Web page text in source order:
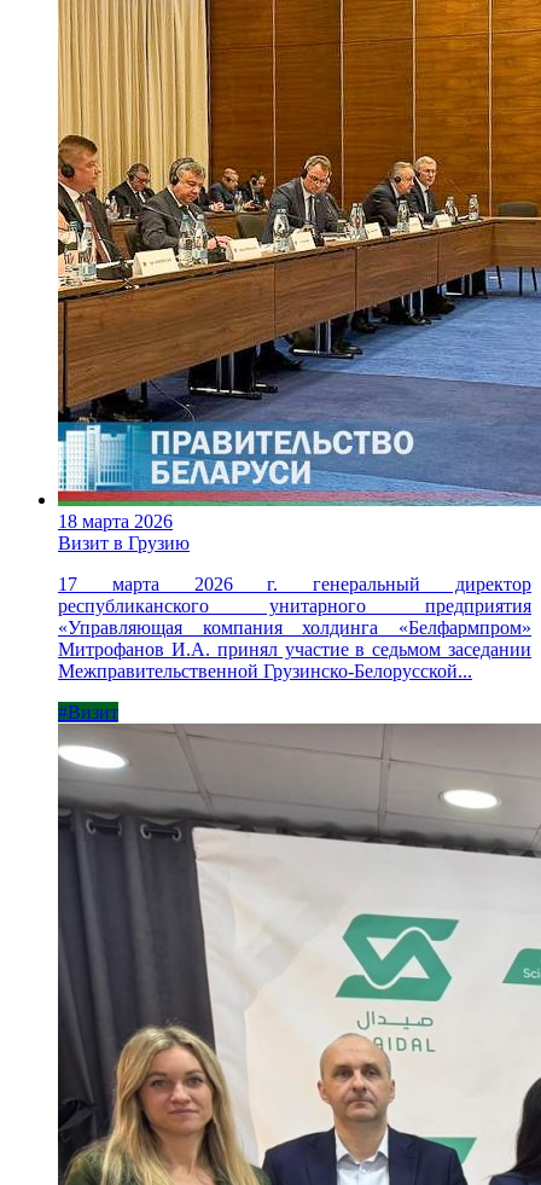
18 марта 2026
Визит в Грузию
17 марта 2026 г. генеральный директор
республиканского унитарного предприятия
«Управляющая компания холдинга «Белфармпром»
Митрофанов И.А. принял участие в седьмом заседании
Межправительственной Грузинско-Белорусской...
#Визит